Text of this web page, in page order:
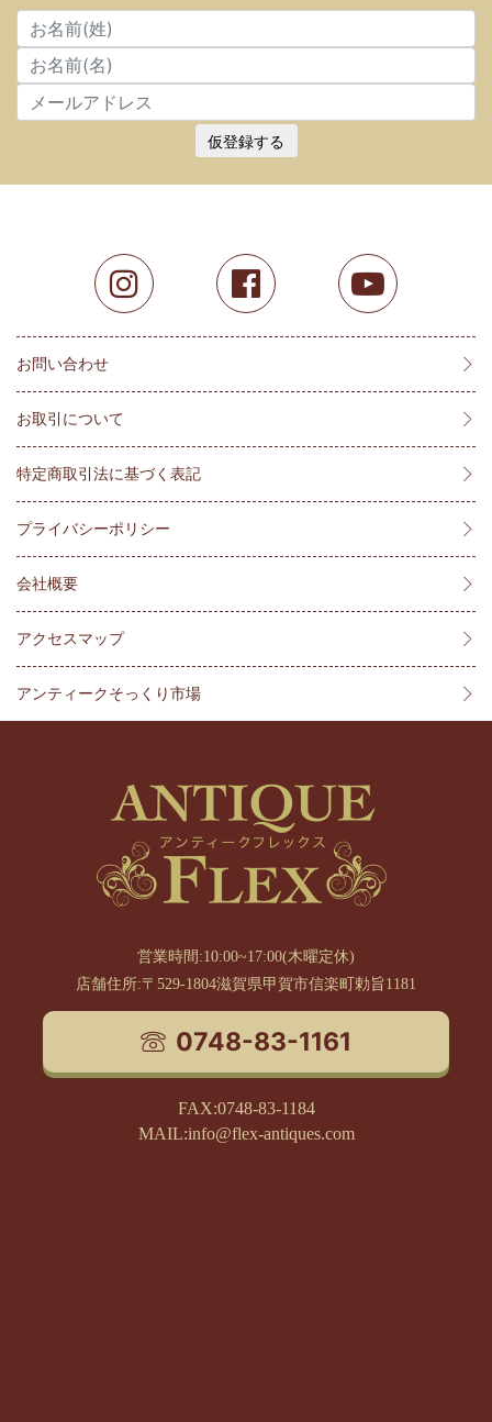
仮登録する
お問い合わせ
お取引について
特定商取引法に基づく表記
プライバシーポリシー
会社概要
アクセスマップ
アンティークそっくり市場
営業時間:10:00~17:00(木曜定休)
店舗住所:〒529-1804滋賀県甲賀市信楽町勅旨1181
0748-83-1161
FAX:0748-83-1184
MAIL:info@flex-antiques.com